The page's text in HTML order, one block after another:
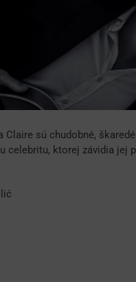
sú chudobné,
celebritu, ktorej závidia jej